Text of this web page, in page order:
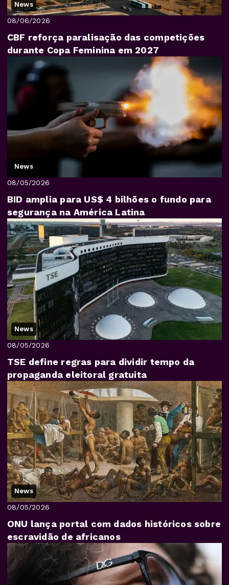
News
08/06/2026
CBF reforça paralisação das competições
durante Copa Feminina em 2027
News
08/05/2026
BID amplia para US$ 4 bilhões o fundo para
segurança na América Latina
News
08/05/2026
TSE define regras para dividir tempo da
propaganda eleitoral gratuita
News
08/05/2026
ONU lança portal com dados históricos sobre
escravidão de africanos